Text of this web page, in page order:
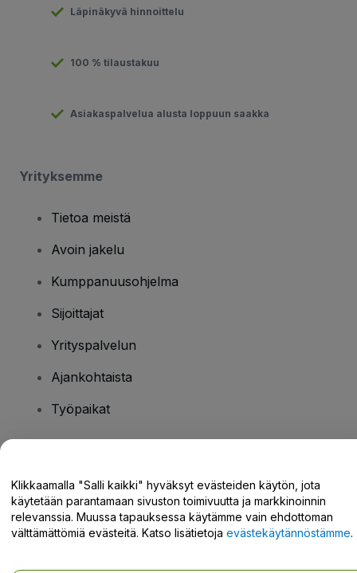
Läpinäkyvä hinnoittelu
100 % tilaustakuu
Asiakaspalvelua alusta loppuun saakka
Yrityksemme
Tietoa meistä
Avoin jakelu
Kumppanuusohjelma
Sijoittajat
Yrityspalvelun
Ajankohtaista
Työpaikat
Tukikeskus / Ota meihin yhteyttä
Klikkaamalla "Salli kaikki" hyväksyt evästeiden käytön, jota
käytetään parantamaan sivuston toimivuutta ja markkinoinnin
relevanssia. Muussa tapauksessa käytämme vain ehdottoman
välttämättömiä evästeitä. Katso lisätietoja evästekäytännöstämme.